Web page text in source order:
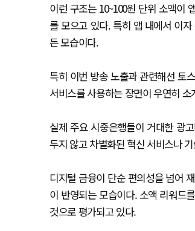
이런 구조는 10~100원 단위 소액이
를 모으고 있다. 특히 앱 내에서 이
든 모습이다.
특히 이번 방송 노출과 관련해선 토
서비스를 사용하는 장면이 우연히
실제 주요 시중은행들이 거대한 광
두지 않고 차별화된 혁신 서비스나
디지털 금융이 단순 편의성을 넘어
이 반영되는 모습이다. 소액 리워드
것으로 평가되고 있다.